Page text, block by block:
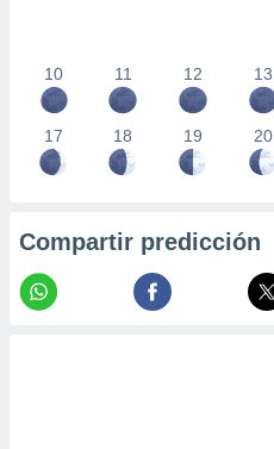
10 11 12 13
17 18 19 20
Compartir predicción